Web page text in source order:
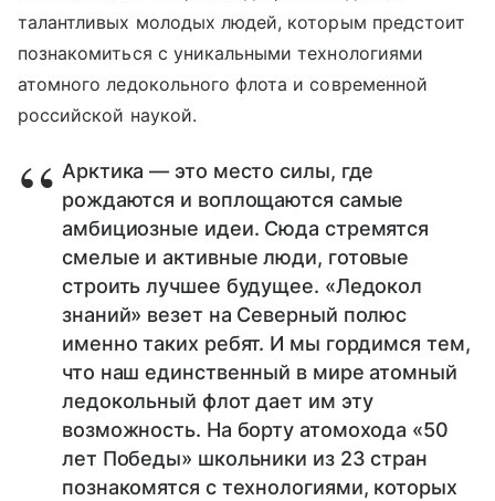
талантливых молодых людей, которым предстоит
познакомиться с уникальными технологиями
атомного ледокольного флота и современной
российской наукой.
Арктика — это место силы, где
рождаются и воплощаются самые
амбициозные идеи. Сюда стремятся
смелые и активные люди, готовые
строить лучшее будущее. «Ледокол
знаний» везет на Северный полюс
именно таких ребят. И мы гордимся тем,
что наш единственный в мире атомный
ледокольный флот дает им эту
возможность. На борту атомохода «50
лет Победы» школьники из 23 стран
познакомятся с технологиями, которых